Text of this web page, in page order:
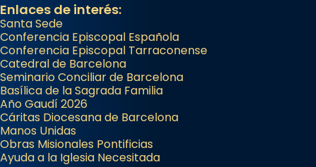
Enlaces de interés:
Santa Sede
Conferencia Episcopal Española
Conferencia Episcopal Tarraconense
Catedral de Barcelona
Seminario Conciliar de Barcelona
Basílica de la Sagrada Familia
Año Gaudí 2026
Cáritas Diocesana de Barcelona
Manos Unidas
Obras Misionales Pontificias
Ayuda a la Iglesia Necesitada